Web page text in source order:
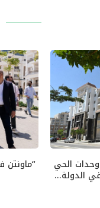
الحي